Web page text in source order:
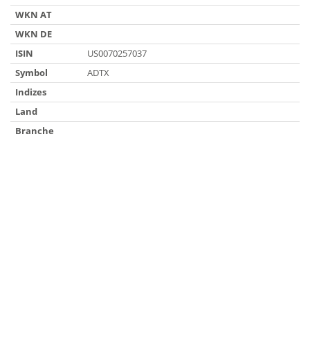
WKN AT
WKN DE
ISIN
US0070257037
Symbol
ADTX
Indizes
Land
Branche